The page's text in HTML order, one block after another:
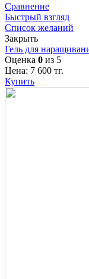
Сравнение
Быстрый взгляд
Список желаний
Закрыть
Гель для
Оценка 0 из 5
Цена: 7 600 тг.
Купить